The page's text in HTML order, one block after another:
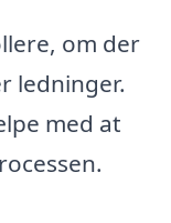
om der
ledninger.
med at